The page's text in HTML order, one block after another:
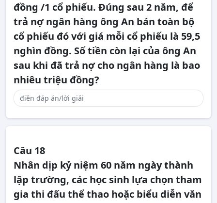
đồng /1 cổ phiếu. Đúng sau 2 năm, để
trả nợ ngân hàng ông An bán toàn bộ
cổ phiếu đó với giá mỗi cổ phiếu là 59,5
nghìn đồng. Số tiền còn lại của ông An
sau khi đã trả nợ cho ngân hàng là bao
nhiêu triệu đồng?
Câu 18
Nhân dịp kỷ niệm 60 năm ngày thành
lập trường, các học sinh lựa chọn tham
gia thi đấu thể thao hoặc biểu diễn văn